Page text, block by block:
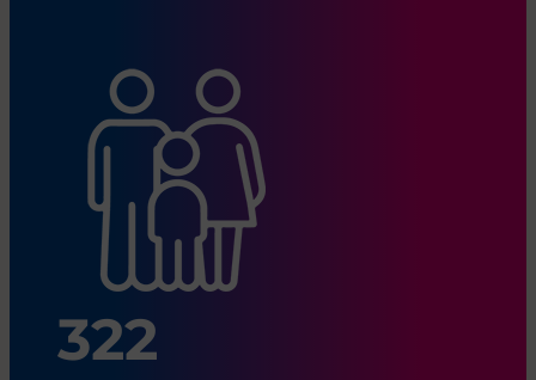
322